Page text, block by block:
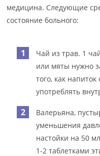
медицина. Следующие
состояние больного:
Чай из трав. 1
или мяты нужно
того, как
употреблять
Валерьяна,
уменьшения
настойки на 50
1-2 таблетками